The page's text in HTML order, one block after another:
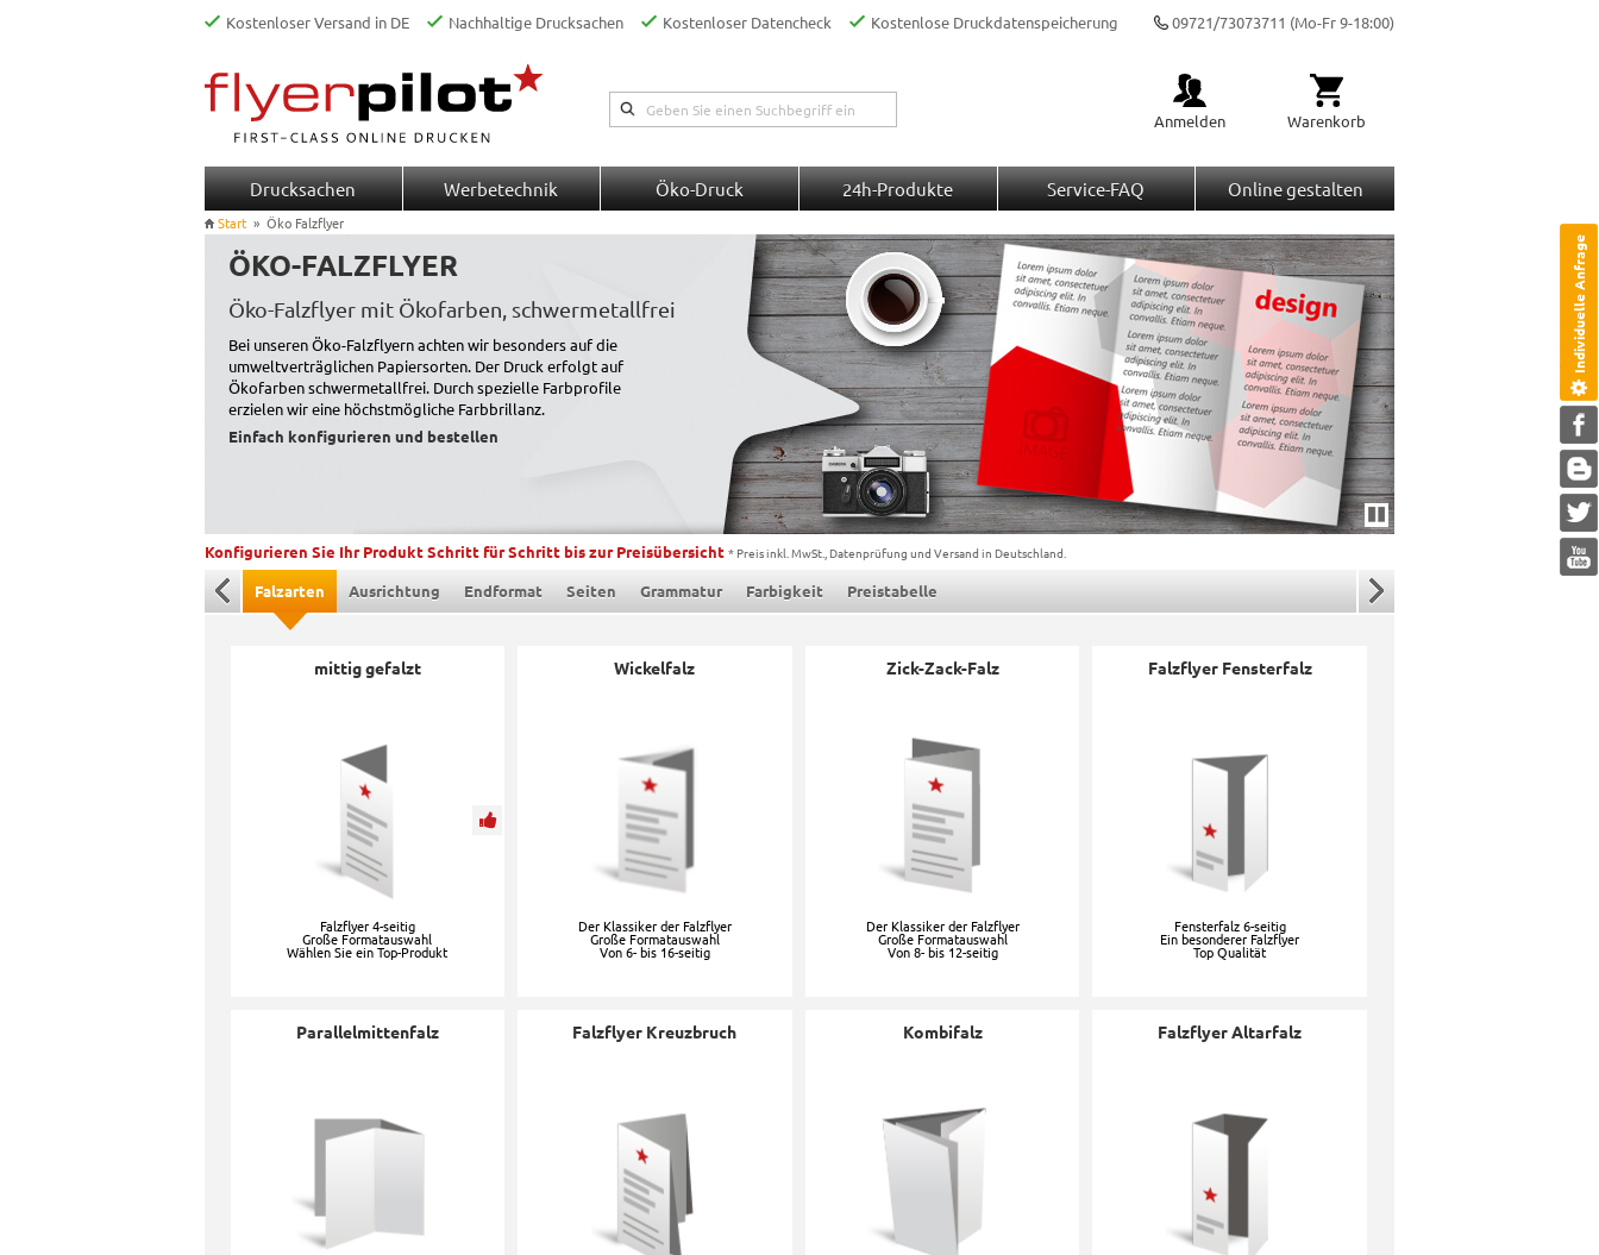
Kostenloser Versand in DE Nachhaltige Drucksachen Kostenloser Datencheck Kostenlose Druckdatenspeicherung 09721/73073711 (Mo-Fr 9-18:00)
Anmelden Warenkorb
Drucksachen Werbetechnik Öko-Druck 24h-Produkte Service-FAQ Online gestalten
Start » Öko Falzflyer
ÖKO-FALZFLYER
Öko-Falzflyer mit Ökofarben, schwermetallfrei
Bei unseren Öko-Falzflyern achten wir besonders auf die
umweltverträglichen Papiersorten. Der Druck erfolgt auf
Ökofarben schwermetallfrei. Durch spezielle Farbprofile
erzielen wir eine höchstmögliche Farbbrillanz.
Einfach konfigurieren und bestellen
Pause
Konfigurieren Sie Ihr Produkt Schritt für Schritt bis zur Preisübersicht * Preis inkl. MwSt., Datenprüfung und Versand in Deutschland.
Falzarten Ausrichtung Endformat Seiten Grammatur Farbigkeit Preistabelle
mittig gefalzt
Falzflyer 4-seitig
Große Formatauswahl
Wählen Sie ein Top-Produkt
Wickelfalz
Der Klassiker der Falzflyer
Große Formatauswahl
Von 6- bis 16-seitig
Zick-Zack-Falz
Der Klassiker der Falzflyer
Große Formatauswahl
Von 8- bis 12-seitig
Falzflyer Fensterfalz
Fensterfalz 6-seitig
Ein besonderer Falzflyer
Top Qualität
Parallelmittenfalz Falzflyer Kreuzbruch Kombifalz Falzflyer Altarfalz
Individuelle Anfrage